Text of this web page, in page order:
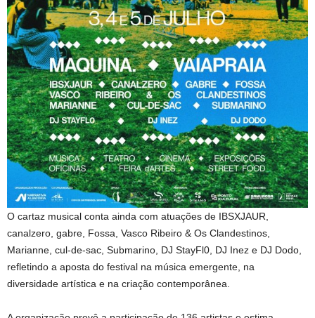
O cartaz musical conta ainda com atuações de IBSXJAUR,
canalzero, gabre, Fossa, Vasco Ribeiro & Os Clandestinos,
Marianne, cul-de-sac, Submarino, DJ StayFl0, DJ Inez e DJ Dodo,
refletindo a aposta do festival na música emergente, na
diversidade artística e na criação contemporânea.